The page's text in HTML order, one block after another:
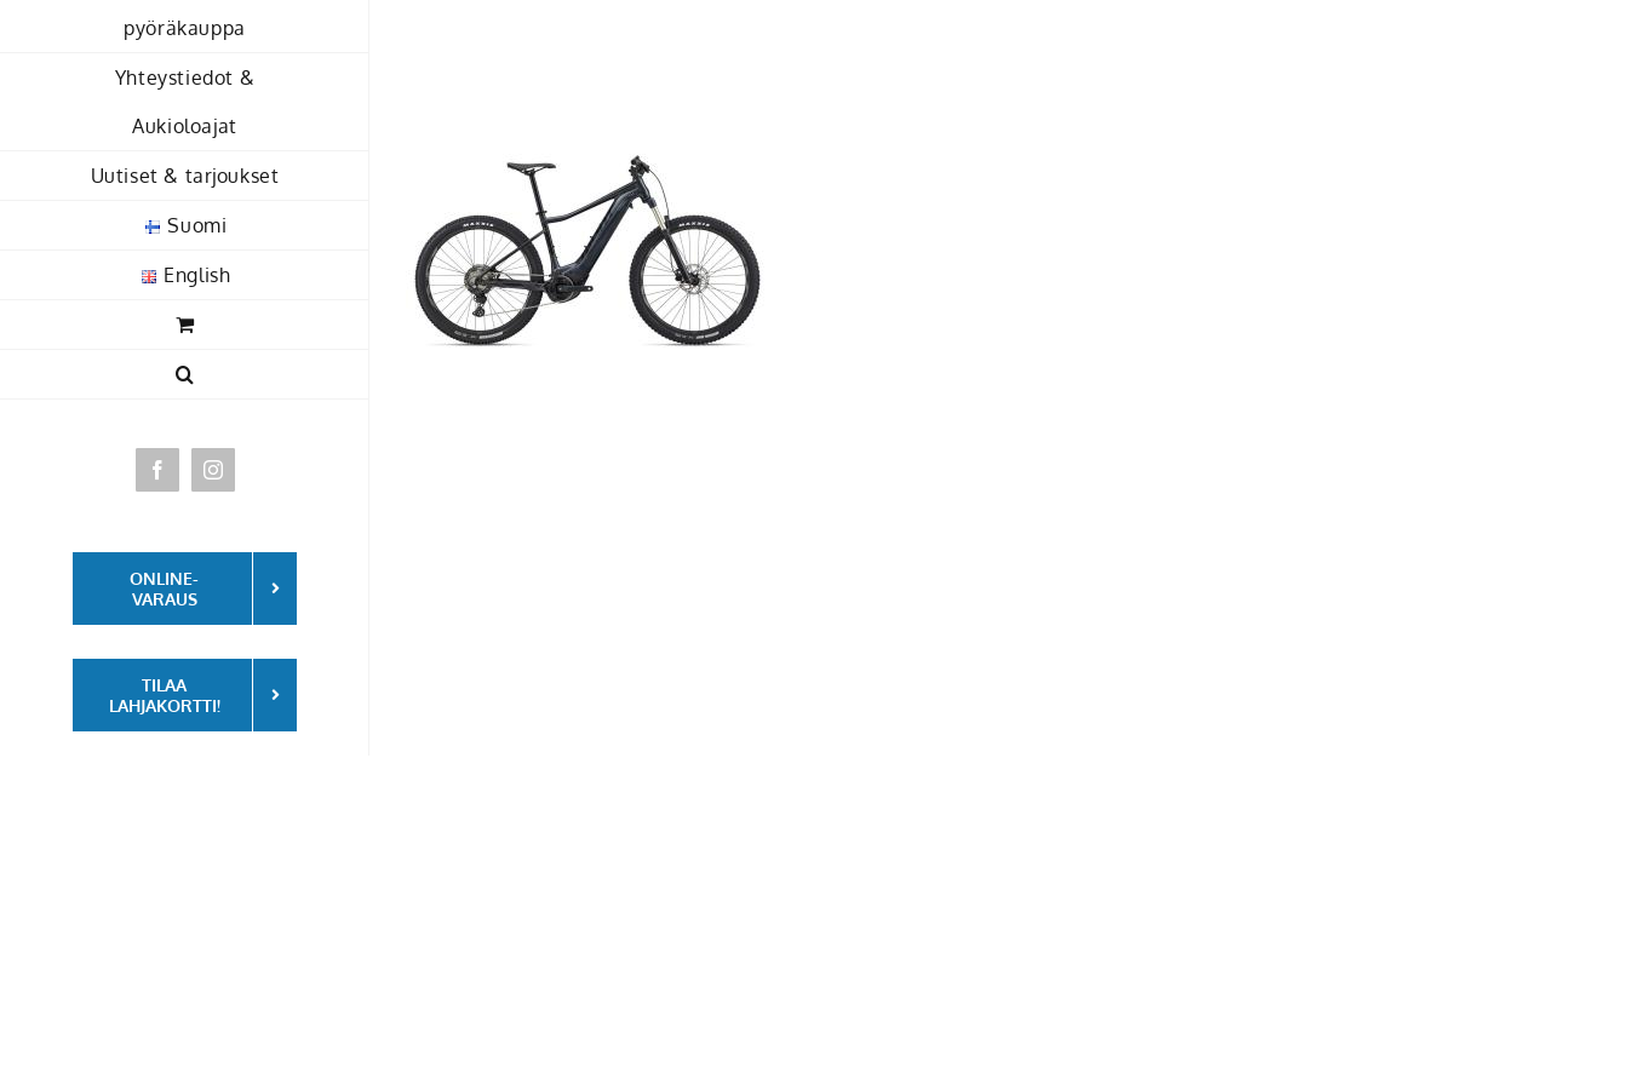
pyöräkauppa
Yhteystiedot &
Aukioloajat
Uutiset & tarjoukset
Suomi
English
FacebookInstagram
ONLINE-
VARAUS
TILAA
LAHJAKORTTI!